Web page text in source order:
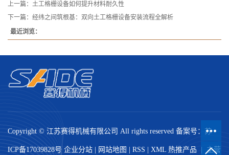
上一篇： 土工格栅设备如何提升材料耐久性
下一篇： 经纬之间筑根基：双向土工格栅设备安装流程全解析
最近浏览：
Copyright © 江苏赛得机械有限公司 All rights reserved 备案号： 苏
ICP备17039828号 企业分站 网站地图 RSS XML 热推产品 | 主营